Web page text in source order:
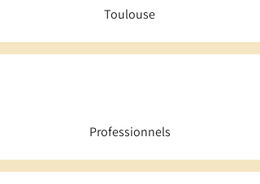
Toulouse
Professionnels